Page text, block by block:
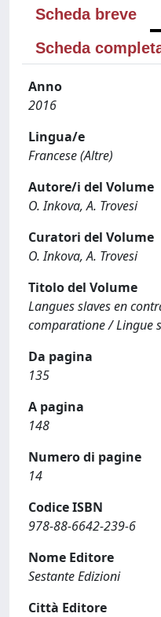
Scheda breve
Scheda
Anno
2016
Lingua/e
Francese (Altre)
Autore/i del Volume
O. Inkova, A. Trovesi
Curatori del Volume
O. Inkova, A. Trovesi
Titolo del Volume
Langues slaves en
comparatione / Lingue
Da pagina
135
A pagina
148
Numero di pagine
14
Codice ISBN
978-88-6642-239-6
Nome Editore
Sestante Edizioni
Città Editore